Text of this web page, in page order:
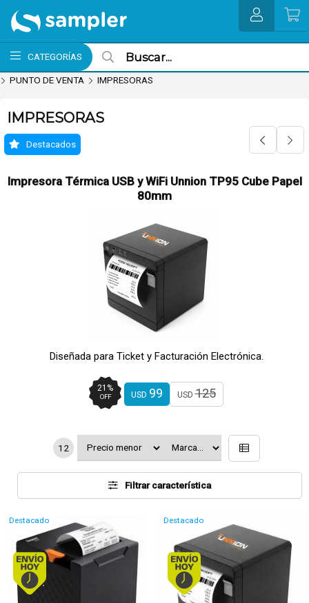
CATEGORÍAS
MI COMPRA
PUNTO DE VENTA IMPRESORAS
IMPRESORAS
Destacados
Impresora Térmica USB y WiFi Unnion TP95 Cube Papel
80mm
Diseñada para Ticket y Facturación Electrónica.
21 %
OFF USD 99 USD125
12
Filtrar característica
Destacado
Envío hoy. Comprando antes de 13Hs.
Destacado
Envío hoy.